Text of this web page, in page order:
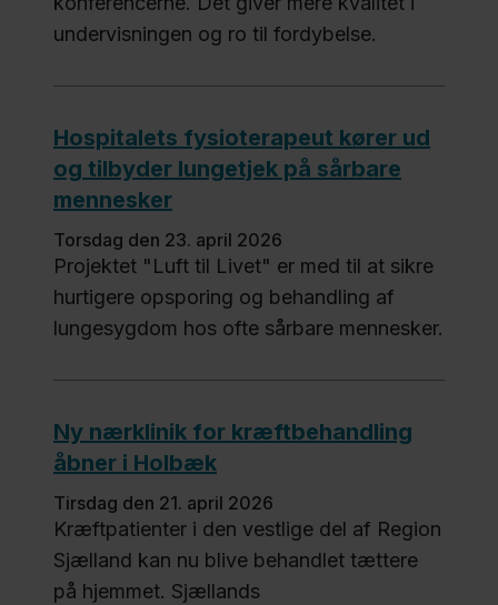
undervisningen og ro til fordybelse.
Hospitalets fysioterapeut kører ud
og tilbyder lungetjek på sårbare
mennesker
torsdag den 23. april 2026
Projektet "Luft til Livet" er med til at sikre
hurtigere opsporing og behandling af
lungesygdom hos ofte sårbare mennesker.
Ny nærklinik for kræftbehandling
åbner i Holbæk
tirsdag den 21. april 2026
Kræftpatienter i den vestlige del af Region
Sjælland kan nu blive behandlet tættere
på hjemmet. Sjællands